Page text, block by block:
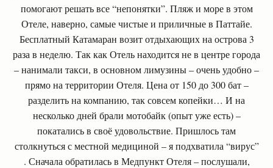
помогают решать все “непонятки”. Пляж и море в этом
Отеле, наверно, самые чистые и приличные в Паттайе.
Бесплатный Катамаран возит отдыхающих на острова 3
раза в неделю. Так как Отель находится не в центре города
– нанимали такси, в основном лимузины – очень удобно –
прямо на территории Отеля. Цена от 150 до 300 бат –
разделить на компанию, так совсем копейки… И на
несколько дней брали мотобайк (опыт уже есть) –
покатались в своё удовольствие. Пришлось там
столкнуться с местной медициной – я подхватила “вирус”
. Сначала обратилась в Медпункт Отеля – послушали,